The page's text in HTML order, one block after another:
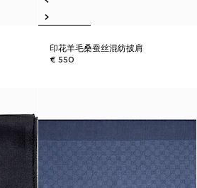
印花羊毛桑蚕丝混纺披肩
€ 550